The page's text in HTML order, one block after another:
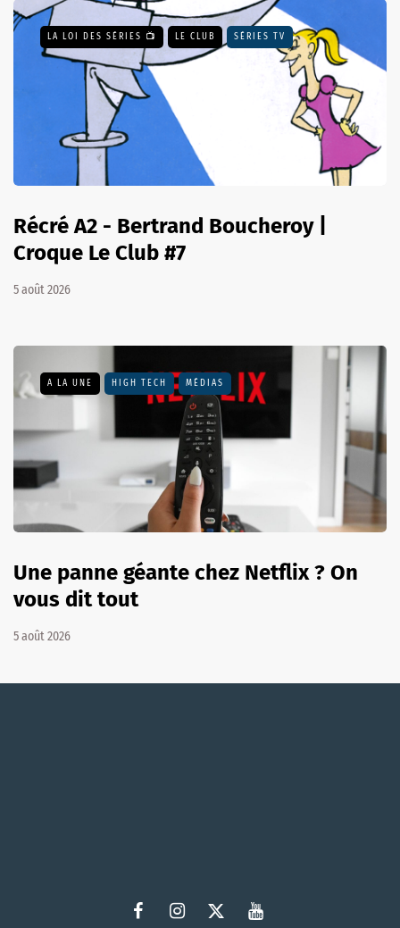
LA LOI DES SÉRIES 📺 LE CLUB SÉRIES TV
Récré A2 - Bertrand Boucheroy |
Croque Le Club #7
5 août 2026
A LA UNE HIGH TECH MÉDIAS
Une panne géante chez Netflix ? On
vous dit tout
5 août 2026